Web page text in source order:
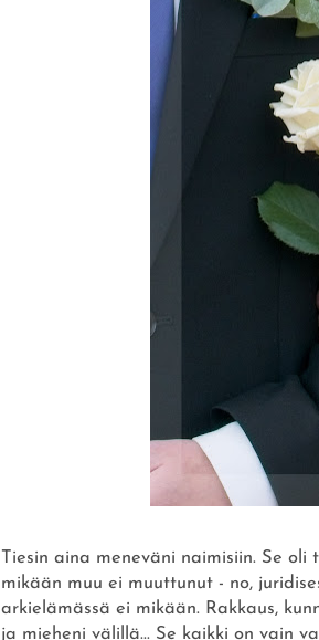
Tiesin aina meneväni naimisiin. Se
mikään muu ei muuttunut - no,
arkielämässä ei mikään. Rakkaus,
ja mieheni välillä... Se kaikki on vain